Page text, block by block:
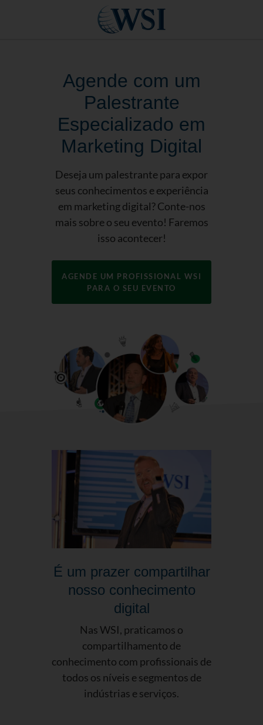
Agende com um
Palestrante
Especializado em
Marketing Digital
Deseja um palestrante para expor
seus conhecimentos e experiência
em marketing digital? Conte-nos
mais sobre o seu evento! Faremos
isso acontecer!
AGENDE UM PROFISSIONAL WSI
PARA O SEU EVENTO
É um prazer compartilhar
nosso conhecimento
digital
Nas WSI, praticamos o
compartilhamento de
conhecimento com profissionais de
todos os níveis e segmentos de
indústrias e serviços.